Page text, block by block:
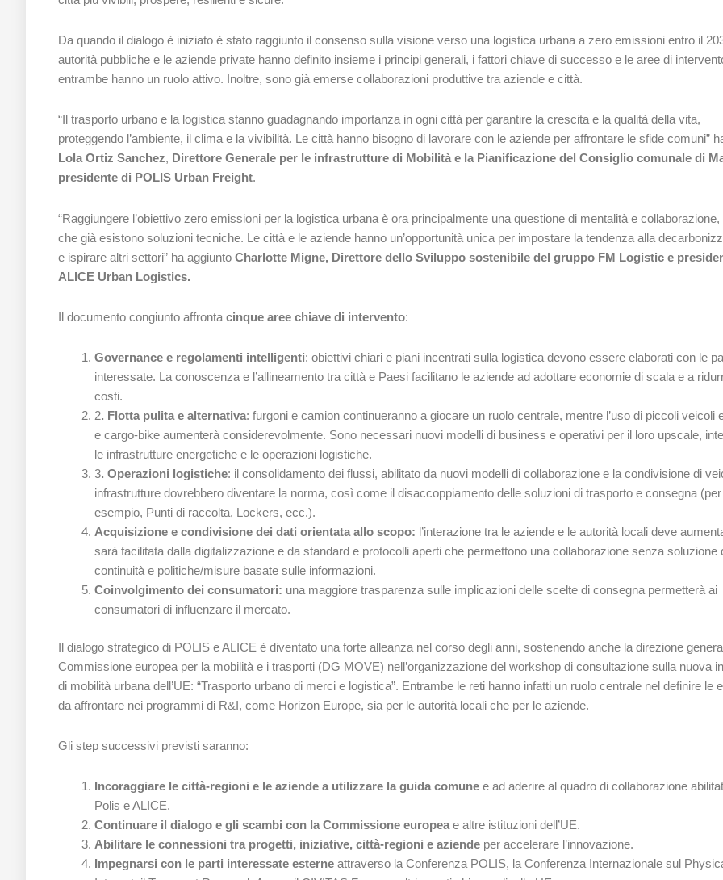
Da quando il dialogo è iniziato è stato raggiunto il consenso sulla visione verso una logistica urbana a zero emissioni entro il
autorità pubbliche e le aziende private hanno definito insieme i principi generali, i fattori chiave di successo e le aree di
entrambe hanno un ruolo attivo. Inoltre, sono già emerse collaborazioni produttive tra aziende e città.
“Il trasporto urbano e la logistica stanno guadagnando importanza in ogni città per garantire la crescita e la qualità della vita,
proteggendo l’ambiente, il clima e la vivibilità. Le città hanno bisogno di lavorare con le aziende per affrontare le sfide comuni”
Lola Ortiz Sanchez, Direttore Generale per le infrastrutture di Mobilità e la Pianificazione del Consiglio comunale di
presidente di POLIS Urban Freight.
“Raggiungere l’obiettivo zero emissioni per la logistica urbana è ora principalmente una questione di mentalità e collaborazione,
che già esistono soluzioni tecniche. Le città e le aziende hanno un’opportunità unica per impostare la tendenza alla
e ispirare altri settori” ha aggiunto Charlotte Migne, Direttore dello Sviluppo sostenibile del gruppo FM Logistic e
ALICE Urban Logistics.
Il documento congiunto affronta cinque aree chiave di intervento:
Governance e regolamenti intelligenti: obiettivi chiari e piani incentrati sulla logistica devono essere elaborati con le
interessate. La conoscenza e l’allineamento tra città e Paesi facilitano le aziende ad adottare economie di scala e a
costi.
2. Flotta pulita e alternativa: furgoni e camion continueranno a giocare un ruolo centrale, mentre l’uso di piccoli veicoli
e cargo-bike aumenterà considerevolmente. Sono necessari nuovi modelli di business e operativi per il loro upscale,
le infrastrutture energetiche e le operazioni logistiche.
3. Operazioni logistiche: il consolidamento dei flussi, abilitato da nuovi modelli di collaborazione e la condivisione di
infrastrutture dovrebbero diventare la norma, così come il disaccoppiamento delle soluzioni di trasporto e consegna (per
esempio, Punti di raccolta, Lockers, ecc.).
Acquisizione e condivisione dei dati orientata allo scopo: l’interazione tra le aziende e le autorità locali deve
sarà facilitata dalla digitalizzazione e da standard e protocolli aperti che permettono una collaborazione senza soluzione
continuità e politiche/misure basate sulle informazioni.
Coinvolgimento dei consumatori: una maggiore trasparenza sulle implicazioni delle scelte di consegna permetterà ai
consumatori di influenzare il mercato.
Il dialogo strategico di POLIS e ALICE è diventato una forte alleanza nel corso degli anni, sostenendo anche la direzione
Commissione europea per la mobilità e i trasporti (DG MOVE) nell’organizzazione del workshop di consultazione sulla nuova
di mobilità urbana dell’UE: “Trasporto urbano di merci e logistica”. Entrambe le reti hanno infatti un ruolo centrale nel definire le
da affrontare nei programmi di R&I, come Horizon Europe, sia per le autorità locali che per le aziende.
Gli step successivi previsti saranno:
Incoraggiare le città-regioni e le aziende a utilizzare la guida comune e ad aderire al quadro di collaborazione
Polis e ALICE.
Continuare il dialogo e gli scambi con la Commissione europea e altre istituzioni dell’UE.
Abilitare le connessioni tra progetti, iniziative, città-regioni e aziende per accelerare l’innovazione.
Impegnarsi con le parti interessate esterne attraverso la Conferenza POLIS, la Conferenza Internazionale sul